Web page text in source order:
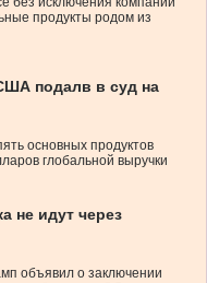
продукты родом из
подалв в суд на
основных продуктов
глобальной выручки
не идут через
объявил о заключении